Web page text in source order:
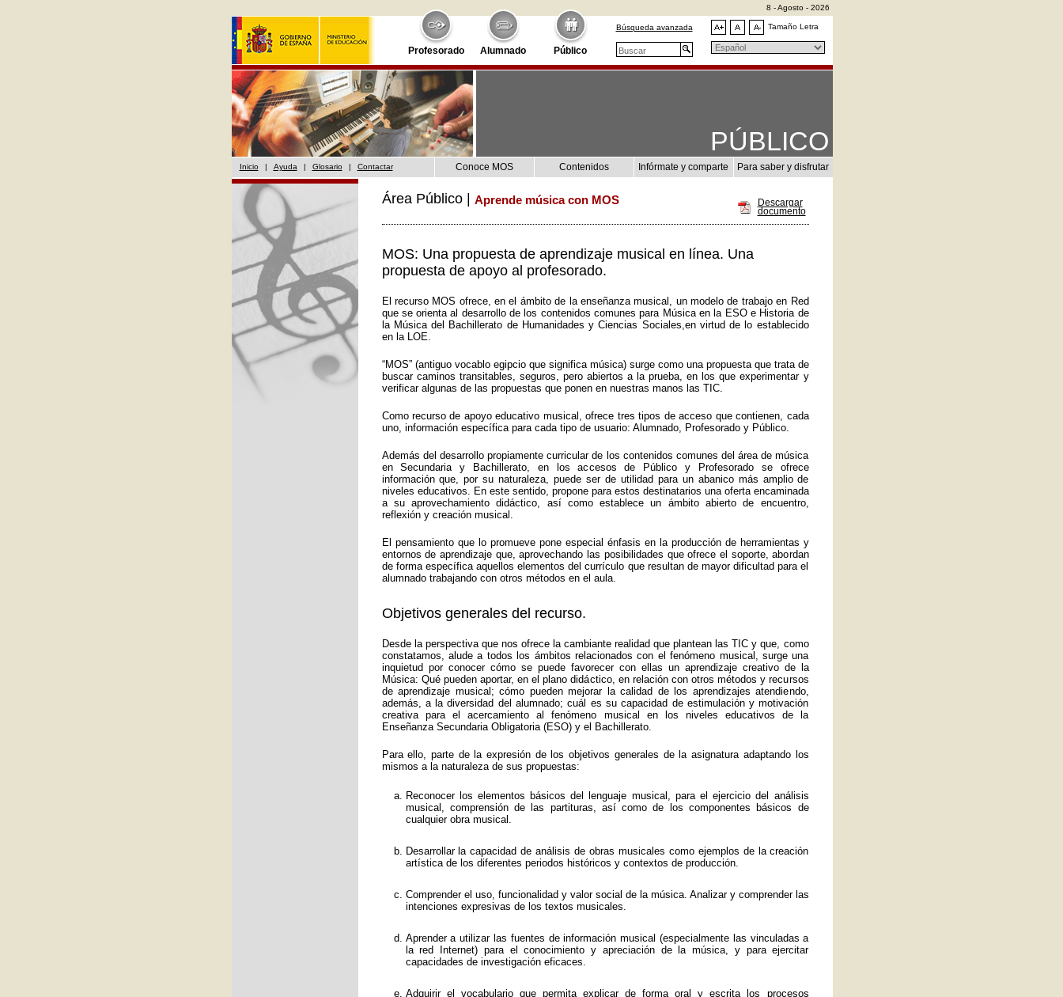
Profesorado Alumnado Público
8 - Agosto - 2026
Búsqueda avanzada Tamaño Letra
PÚBLICO
Inicio | Ayuda | Glosario | Contactar Conoce MOS Contenidos Infórmate y comparte Para saber y disfrutar
Descargar
documento
Área Público | Aprende música con MOS
MOS: Una propuesta de aprendizaje musical en línea. Una
propuesta de apoyo al profesorado.
El recurso MOS ofrece, en el ámbito de la enseñanza musical, un modelo de trabajo en Red
que se orienta al desarrollo de los contenidos comunes para Música en la ESO e Historia de
la Música del Bachillerato de Humanidades y Ciencias Sociales,en virtud de lo establecido
en la LOE.
“MOS” (antiguo vocablo egipcio que significa música) surge como una propuesta que trata de
buscar caminos transitables, seguros, pero abiertos a la prueba, en los que experimentar y
verificar algunas de las propuestas que ponen en nuestras manos las TIC.
Como recurso de apoyo educativo musical, ofrece tres tipos de acceso que contienen, cada
uno, información específica para cada tipo de usuario: Alumnado, Profesorado y Público.
Además del desarrollo propiamente curricular de los contenidos comunes del área de música
en Secundaria y Bachillerato, en los accesos de Público y Profesorado se ofrece
información que, por su naturaleza, puede ser de utilidad para un abanico más amplio de
niveles educativos. En este sentido, propone para estos destinatarios una oferta encaminada
a su aprovechamiento didáctico, así como establece un ámbito abierto de encuentro,
reflexión y creación musical.
El pensamiento que lo promueve pone especial énfasis en la producción de herramientas y
entornos de aprendizaje que, aprovechando las posibilidades que ofrece el soporte, abordan
de forma específica aquellos elementos del currículo que resultan de mayor dificultad para el
alumnado trabajando con otros métodos en el aula.
Objetivos generales del recurso.
Desde la perspectiva que nos ofrece la cambiante realidad que plantean las TIC y que, como
constatamos, alude a todos los ámbitos relacionados con el fenómeno musical, surge una
inquietud por conocer cómo se puede favorecer con ellas un aprendizaje creativo de la
Música: Qué pueden aportar, en el plano didáctico, en relación con otros métodos y recursos
de aprendizaje musical; cómo pueden mejorar la calidad de los aprendizajes atendiendo,
además, a la diversidad del alumnado; cuál es su capacidad de estimulación y motivación
creativa para el acercamiento al fenómeno musical en los niveles educativos de la
Enseñanza Secundaria Obligatoria (ESO) y el Bachillerato.
Para ello, parte de la expresión de los objetivos generales de la asignatura adaptando los
mismos a la naturaleza de sus propuestas:
Reconocer los elementos básicos del lenguaje musical, para el ejercicio del análisis
musical, comprensión de las partituras, así como de los componentes básicos de
cualquier obra musical.
Desarrollar la capacidad de análisis de obras musicales como ejemplos de la creación
artística de los diferentes periodos históricos y contextos de producción.
Comprender el uso, funcionalidad y valor social de la música. Analizar y comprender las
intenciones expresivas de los textos musicales.
Aprender a utilizar las fuentes de información musical (especialmente las vinculadas a
la red Internet) para el conocimiento y apreciación de la música, y para ejercitar
capacidades de investigación eficaces.
Adquirir el vocabulario que permita explicar de forma oral y escrita los procesos